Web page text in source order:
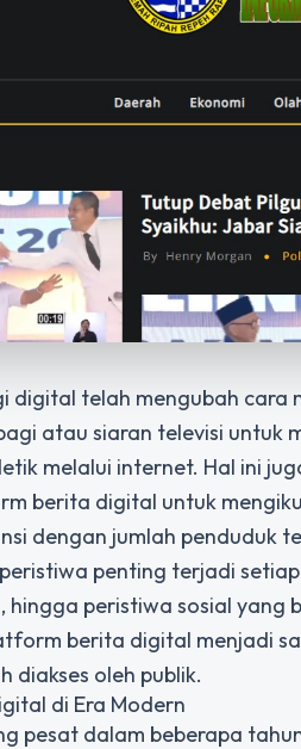
digital telah mengubah
atau siaran televisi
melalui internet. Hal ini
berita digital untuk
dengan jumlah penduduk
penting terjadi
hingga peristiwa sosial
berita digital menjadi
diakses oleh publik.
di Era Modern
pesat dalam beberapa